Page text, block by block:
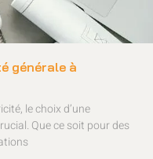
générale à
le choix d’une
Que ce soit pour des